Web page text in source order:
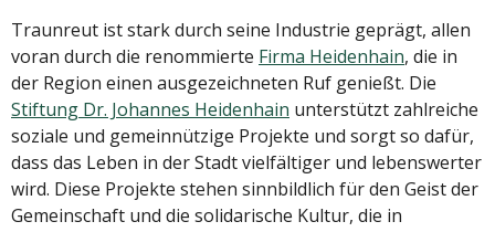
Traunreut ist stark durch seine Industrie geprägt, allen
voran durch die renommierte Firma Heidenhain, die in
der Region einen ausgezeichneten Ruf genießt. Die
Stiftung Dr. Johannes Heidenhain unterstützt zahlreiche
soziale und gemeinnützige Projekte und sorgt so dafür,
dass das Leben in der Stadt vielfältiger und lebenswerter
wird. Diese Projekte stehen sinnbildlich für den Geist der
Gemeinschaft und die solidarische Kultur, die in